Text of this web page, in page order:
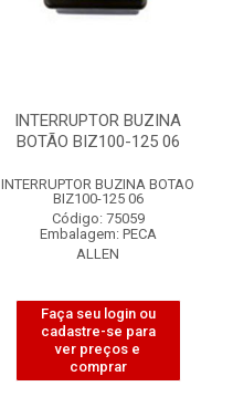
INTERRUPTOR BUZINA
BOTÃO BIZ100-125 06
INTERRUPTOR BUZINA BOTAO
BIZ100-125 06
Código: 75059
Embalagem: PECA
ALLEN
Faça seu login ou
cadastre-se para
ver preços e
comprar